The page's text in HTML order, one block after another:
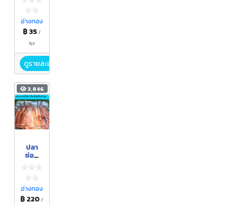
อ่างทอง
฿ 35/
ถุง
ดูรายละเอียด
3,846
ปลา
ช่อน
อ่างทอง
฿ 220/